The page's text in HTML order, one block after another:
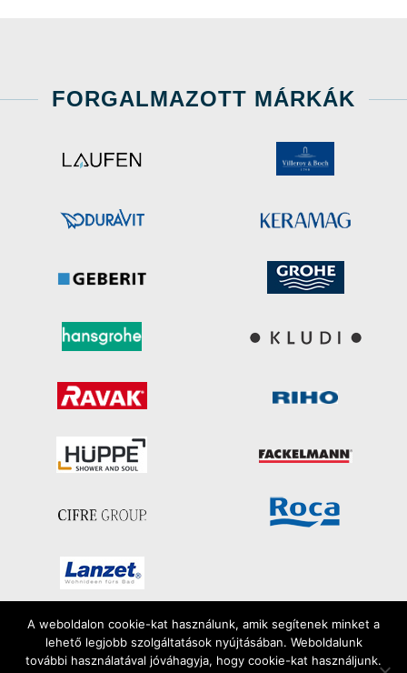
FORGALMAZOTT MÁRKÁK
Minden jog fenntartva
A weboldalon cookie-kat használunk, amik segítenek minket a
lehető legjobb szolgáltatások nyújtásában. Weboldalunk
további használatával jóváhagyja, hogy cookie-kat használjunk.